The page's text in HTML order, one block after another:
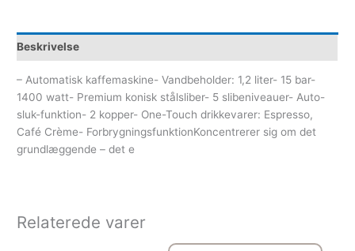
Beskrivelse
– Automatisk kaffemaskine- Vandbeholder: 1,2 liter- 15 bar-
1400 watt- Premium konisk stålsliber- 5 slibeniveauer- Auto-
sluk-funktion- 2 kopper- One-Touch drikkevarer: Espresso,
Café Crème- ForbrygningsfunktionKoncentrerer sig om det
grundlæggende – det e
Relaterede varer